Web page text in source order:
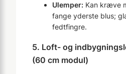
Ulemper: Kan kræve
fange yderste blus;
fedtfingre.
5. Loft- og
(60 cm modul)